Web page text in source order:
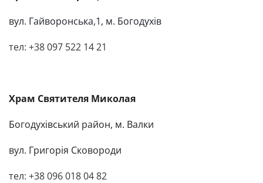
вул. Гайворонська,1, м. Богодухів
тел: +38 097 522 14 21
Храм Святителя Миколая
Богодухівський район, м. Валки
вул. Григорія Сковороди
тел: +38 096 018 04 82